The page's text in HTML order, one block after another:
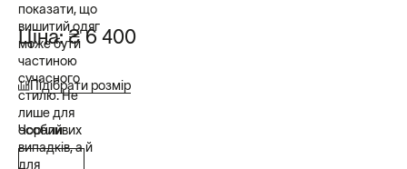
Ціна:₴ 6 400
Підібрати розмір
Чорний
показати, що
вишитий одяг
може бути
частиною
сучасного
стилю. Не
лише для
особливих
випадків, а й
для